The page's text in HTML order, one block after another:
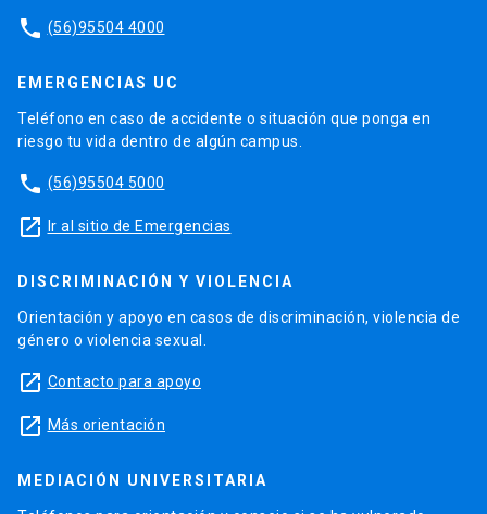
phone (56)95504 4000
EMERGENCIAS UC
Teléfono en caso de accidente o situación que ponga en
riesgo tu vida dentro de algún campus.
phone (56)95504 5000
launch Ir al sitio de Emergencias
DISCRIMINACIÓN Y VIOLENCIA
Orientación y apoyo en casos de discriminación, violencia de
género o violencia sexual.
launch Contacto para apoyo
launch Más orientación
MEDIACIÓN UNIVERSITARIA